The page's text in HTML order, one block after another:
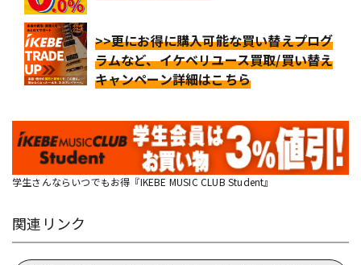
>>更にお得に購入可能な買い替えプログ
ラムなど、イケベリユース買取/買い替え
キャンペーン詳細はこちら
学生さんならいつでもお得『IKEBE MUSIC CLUB Student』
関連リンク